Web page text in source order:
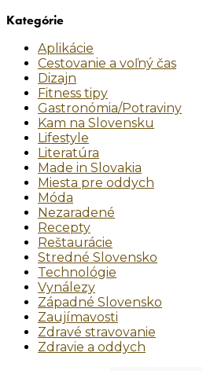
Kategórie
Aplikácie
Cestovanie a voľný čas
Dizajn
Fitness tipy
Gastronómia/Potraviny
Kam na Slovensku
Lifestyle
Literatúra
Made in Slovakia
Miesta pre oddych
Móda
Nezaradené
Recepty
Reštaurácie
Stredné Slovensko
Technológie
Vynálezy
Západné Slovensko
Zaujímavosti
Zdravé stravovanie
Zdravie a oddych